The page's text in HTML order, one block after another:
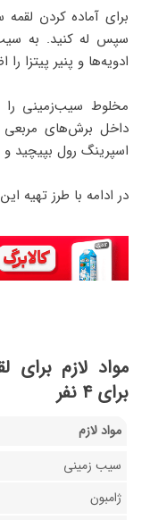
برای آماده کردن
سپس له کنید. به
ادویه‌ها و پنیر پیتزا را
مخلوط سیب‌زمینی
داخل برش‌های مربعی
اسپرینگ رول بپیچید
در ادامه با طرز تهیه
مواد لازم
برای ۴ نفر
مواد لازم
سیب زمینی
ژامبون